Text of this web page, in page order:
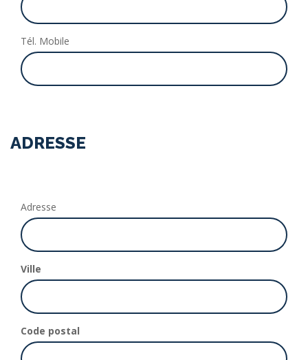
Tél. Mobile
ADRESSE
Adresse
Ville
Code postal